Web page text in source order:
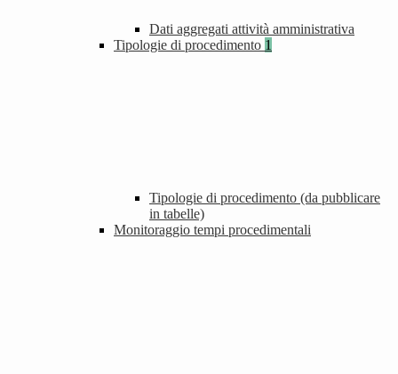
Dati aggregati attività amministrativa
Tipologie di procedimento 1
Tipologie di procedimento (da pubblicare
in tabelle)
Monitoraggio tempi procedimentali